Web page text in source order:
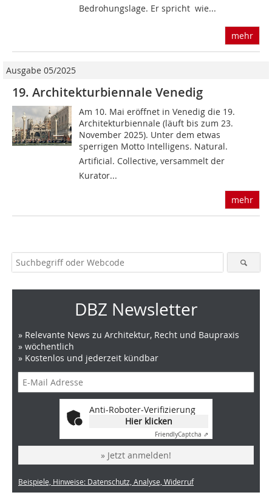
Bedrohungslage. Er spricht  wie...
mehr
Ausgabe 05/2025
19. Architekturbiennale Venedig
Am 10. Mai eröffnet in Venedig die 19.
Architekturbiennale (läuft bis zum 23.
November 2025). Unter dem etwas
sperrigen Motto Intelligens. Natural.
Artificial. Collective, versammelt der
Kurator...
mehr
DBZ Newsletter
» Relevante News zu Architektur, Recht und Baupraxis
» wöchentlich
» Kostenlos und jederzeit kündbar
Anti-Roboter-Verifizierung
Hier klicken
FriendlyCaptcha ⇗
» Jetzt anmelden!
Beispiele, Hinweise: Datenschutz, Analyse, Widerruf